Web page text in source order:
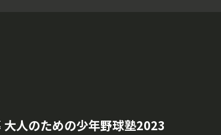
大人のための少年野球塾2023